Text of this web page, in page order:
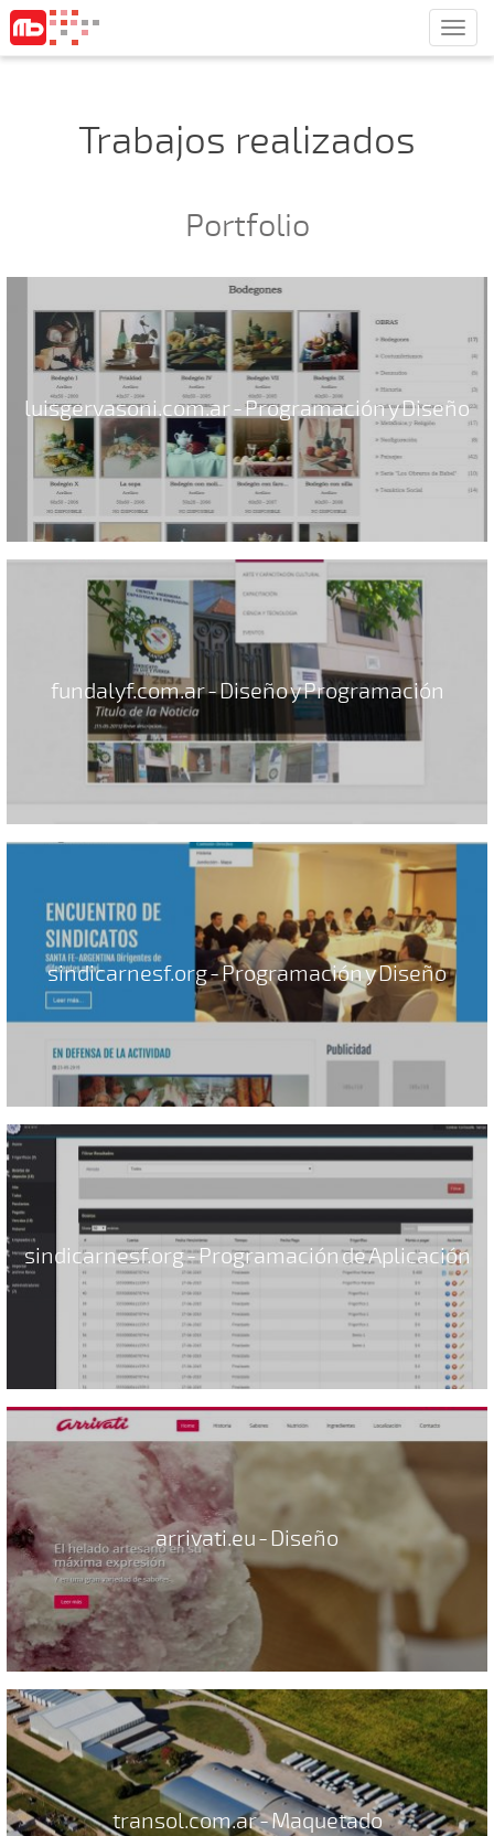
Trabajos realizados
Portfolio
luisgervasoni.com.ar - Programación y Diseño
fundalyf.com.ar - Diseño y Programación
sindicarnesf.org - Programación y Diseño
sindicarnesf.org - Programación de Aplicación
arrivati.eu - Diseño
transol.com.ar - Maquetado